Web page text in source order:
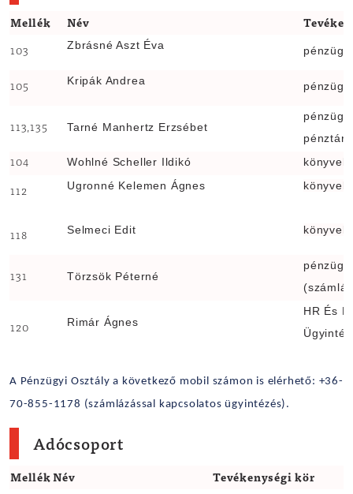
Mellék Név
103
Zbrásné Aszt Éva
105
Kripák Andrea
113,135 Tarné Manhertz Erzsébet
104 Wohlné Scheller Ildikó
112
118
Ugronné Kelemen Ágnes
Selmeci Edit
131 Törzsök Péterné
120
Rimár Ágnes
HR És
A Pénzügyi Osztály a következő mobil számon is elérhető: +36-
70-855-1178 (számlázással kapcsolatos ügyintézés).
Adócsoport
MellékNév Tevékenységi kör